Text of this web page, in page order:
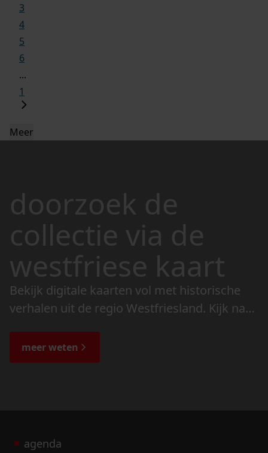
3
4
5
6
...
1
Meer
doorzoek de
collectie via de
westfriese kaart
Bekijk digitale kaarten vol met historische
verhalen uit de regio Westfriesland. Kijk naar
de bijzondere verhalen.
meer weten
agenda